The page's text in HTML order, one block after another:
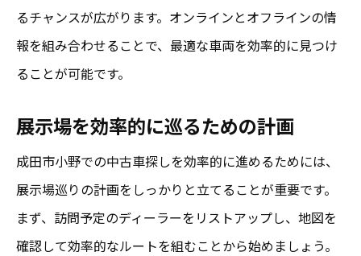
るチャンスが広がります。オンラインとオフラインの情
報を組み合わせることで、最適な車両を効率的に見つけ
ることが可能です。
展示場を効率的に巡るための計画
成田市小野での中古車探しを効率的に進めるためには、
展示場巡りの計画をしっかりと立てることが重要です。
まず、訪問予定のディーラーをリストアップし、地図を
確認して効率的なルートを組むことから始めましょう。